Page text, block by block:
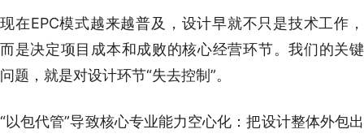
现在EPC模式越来越普及，设计早就不只是技术工作，
而是决定项目成本和成败的核心经营环节。我们的关键
问题，就是对设计环节“失去控制”。
“以包代管”导致核心专业能力空心化：把设计整体外包出